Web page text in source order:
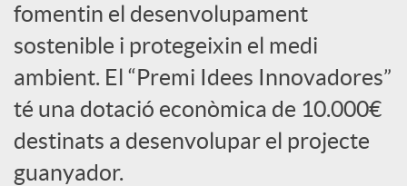
c
o
n
fomentin el desenvolupament
sostenible i protegeixin el medi
ambient. El “Premi Idees Innovadores”
té una dotació econòmica de 10.000€
destinats a desenvolupar el projecte
guanyador.